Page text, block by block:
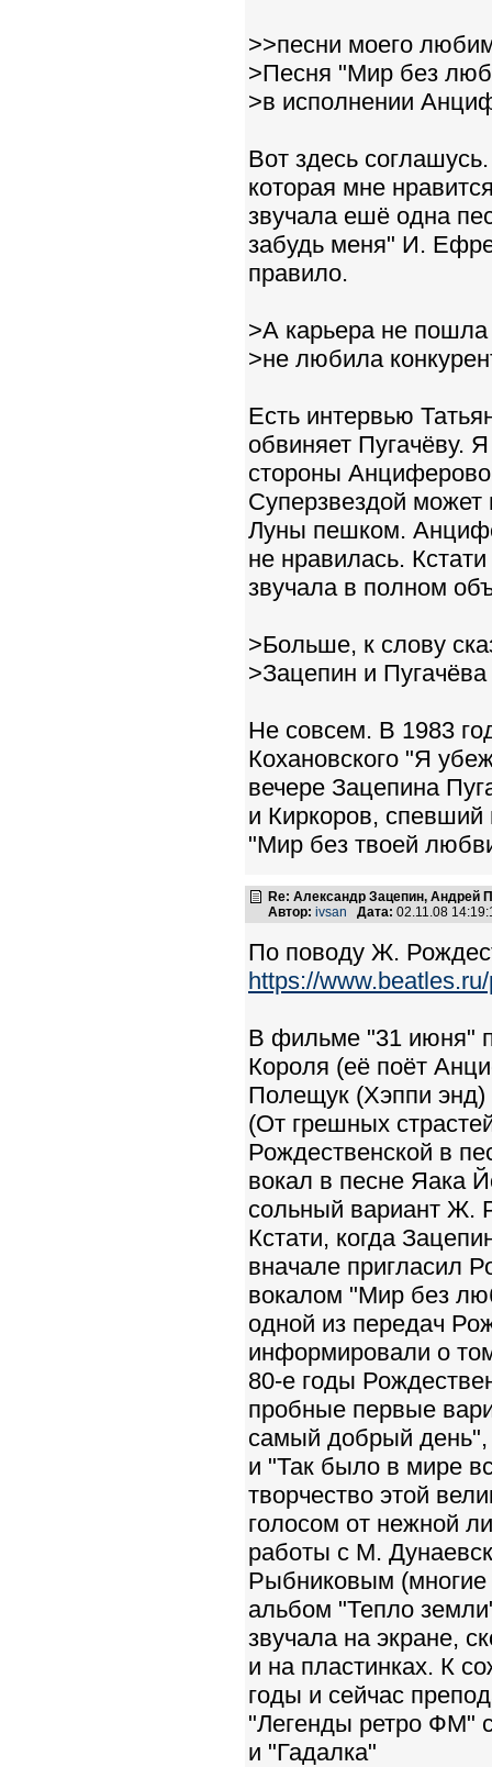
>>песни моего
>Песня "Мир без
>в исполнении
Вот здесь
которая мне
звучала ешё одна
забудь меня" И.
правило.
>А карьера не пошла
>не любила
Есть интервью
обвиняет Пугачёву.
стороны
Суперзвездой может
Луны пешком.
не нравилась.
звучала в полном
>Больше, к слову
>Зацепин и
Не совсем. В 1983
Кохановского "Я
вечере Зацепина
и Киркоров,
"Мир без твоей
Re: Александр Зацепин, Андрей
Автор: ivsan Дата: 02.11.08
По поводу Ж.
https://
В фильме "31 июня"
Короля (её поёт
Полещук (Хэппи
(От грешных
Рождественской в
вокал в песне Яака
сольный вариант Ж.
Кстати, когда
вначале пригласил
вокалом "Мир без
одной из передач
информировали о
80-е годы
пробные первые
самый добрый день",
и "Так было в мире
творчество этой
голосом от нежной
работы с М.
Рыбниковым (многие
альбом "Тепло
звучала на экране,
и на пластинках. К
годы и сейчас
"Легенды ретро ФМ"
и "Гадалка"